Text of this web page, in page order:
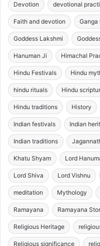
Devotion devotional
Faith and devotion Ganga
Goddess Lakshmi
Hanuman Ji Himachal
Hindu Festivals Hindu
hindu rituals Hindu
Hindu traditions History
Indian festivals Indian
Indian traditions
Khatu Shyam Lord
Lord Shiva Lord Vishnu
meditation Mythology
Ramayana Ramayana
Religious Heritage
Religious significance